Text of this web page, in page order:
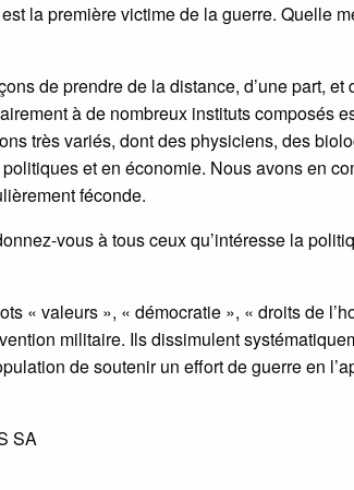
la première victime de la guerre. Quelle
de prendre de la distance, d’une part,
à de nombreux instituts composés
très variés, dont des physiciens, des
et en économie. Nous avons en
féconde.
vous à tous ceux qu’intéresse la
« valeurs », « démocratie », « droits de
militaire. Ils dissimulent
de soutenir un effort de guerre en
SA